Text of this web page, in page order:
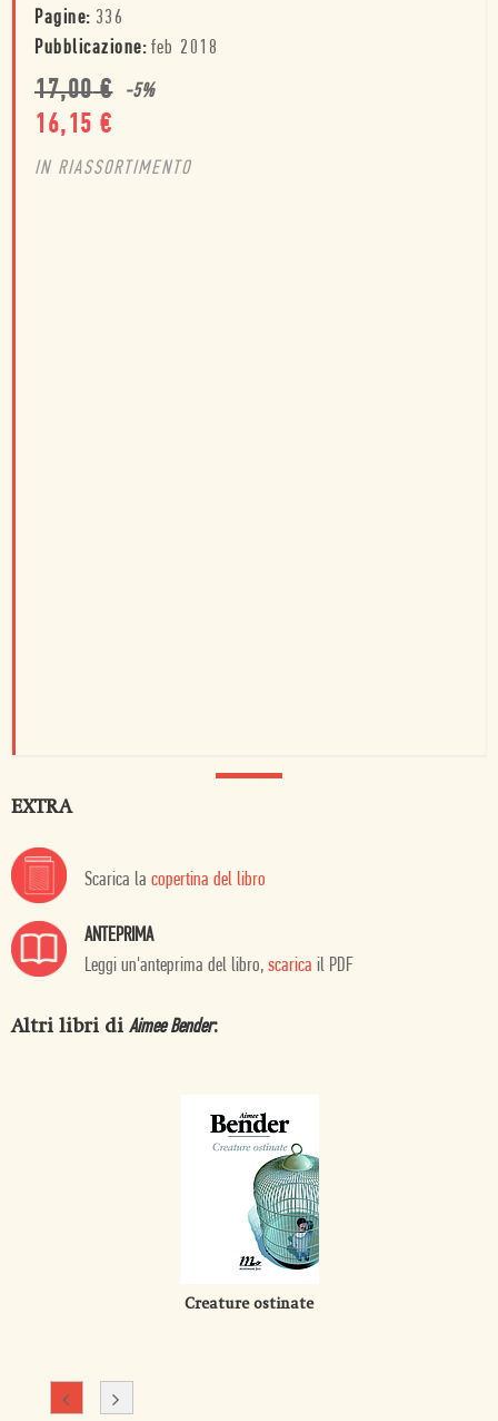
Pagine: 336
Pubblicazione: feb 2018
17,00€ -5%
16,15 €
IN RIASSORTIMENTO
EXTRA
Scarica la copertina del libro
ANTEPRIMA
Leggi un'anteprima del libro, scarica il PDF
Altri libri di Aimee Bender:
Creature ostinate